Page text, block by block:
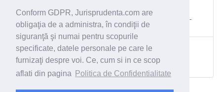
Conform GDPR, Jurisprudenta.com are
obligaţia de a administra, în condiţii de
siguranţă şi numai pentru scopurile
specificate, datele personale pe care le
furnizaţi despre voi. Ce, cum si in ce scop
aflati din pagina
Politica de Confidentialitate
Tribunalul Dolj
contestaţie împotriva raportului şi planului de distribuire -
Admite în parte contestaţia
Sentinţă civilă - 29.09.2011
Judecătoria Bârlad
pretentii